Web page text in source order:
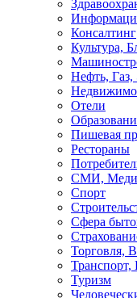
Консалтинг
Культура,
Нефть, Газ,
Отели
Пишевая
Рестораны
СМИ,
Спорт
Сфера
Торговля,
Транспорт,
Туризм